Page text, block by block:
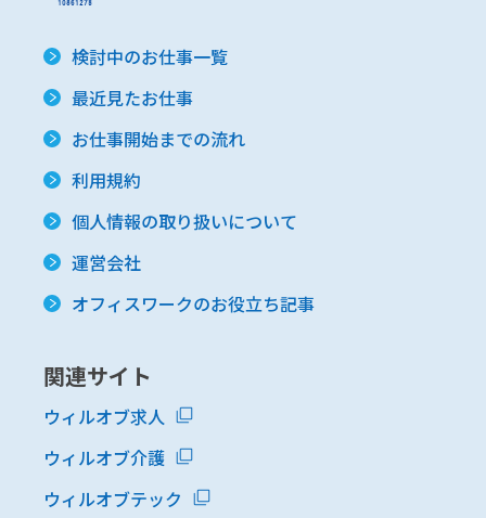
検討中のお仕事一覧
最近見たお仕事
お仕事開始までの流れ
利用規約
個人情報の取り扱いについて
運営会社
オフィスワークのお役立ち記事
関連サイト
ウィルオブ求人
ウィルオブ介護
ウィルオブテック